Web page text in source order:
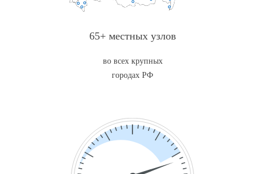
65+ местных узлов
во всех крупных
городах РФ